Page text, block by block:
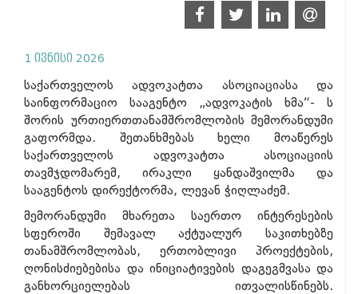
1 ივნისი 2026
საქართველოს ადვოკატთა ასოციაციასა და
საინფორმაციო სააგენტო „ადვოკატის ხმა“- ს
შორის ურთიერთთანამშრომლობის მემორანდუმი
გაფორმდა. შეთანხმებას ხელი მოაწერეს
საქართველოს ადვოკატთა ასოციაციის
თავმჯდომარემ, ირაკლი ყანდაშვილმა და
სააგენტოს დირექტორმა, ლევან ჭიღლაძემ.
მემორანდუმი მხარეთა საერთო ინტერესების
სფეროში შემავალ აქტუალურ საკითხებზე
თანამშრომლობას, ერთობლივი პროექტების,
ღონისძიებებისა და ინიციატივების დაგეგმვასა და
განხორციელებას ითვალისწინებს.